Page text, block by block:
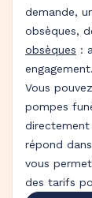
demande,
obsèques,
obsèques :
engagement.
Vous
pompes
directement
répond
vous
des tarifs